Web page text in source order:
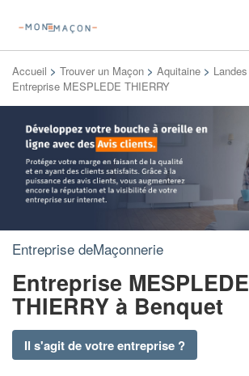
Accueil > Trouver un Maçon > Aquitaine > Landes
Entreprise MESPLEDE THIERRY
Entreprise deMaçonnerie
Entreprise MESPLEDE
THIERRY à Benquet
Il s'agit de votre entreprise ?